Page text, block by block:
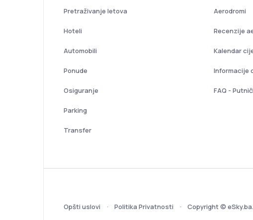
Pretraživanje letova
Hoteli
Automobili
Ponude
Osiguranje
Parking
Transfer
Aerodromi
Recenzije
Kalendar
Informacije
FAQ -
Opšti uslovi Politika Privatnosti Copyright ©